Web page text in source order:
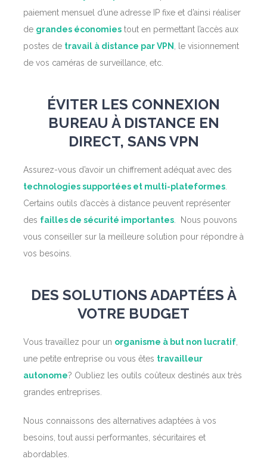
paiement mensuel d’une adresse IP fixe et d’ainsi réaliser
de grandes économiestout en permettant l’accès aux
postes de travail à distance par VPN
, le visionnement
de vos caméras de surveillance, etc.
ÉVITER LES CONNEXION
BUREAU À DISTANCE EN
DIRECT, SANS VPN
Assurez-vous d’avoir un chiffrement adéquat avec des
technologies supportées et multi-plateformes.
Certains outils d’accès à distance peuvent représenter
des failles de sécurité importantes. Nous pouvons
vous conseiller sur la meilleure solution pour répondre à
vos besoins.
DES SOLUTIONS ADAPTÉES À
VOTRE BUDGET
Vous travaillez pour un organisme à but non lucratif,
une petite entreprise ou vous êtes travailleur
autonome? Oubliez les outils coûteux destinés aux très
grandes entreprises.
Nous connaissons des alternatives adaptées à vos
besoins, tout aussi performantes, sécuritaires et
abordables.